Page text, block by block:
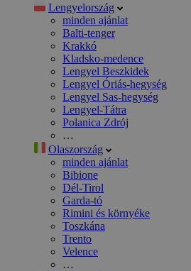
Lengyelország
minden ajánlat
Balti-tenger
Krakkó
Kladsko-medence
Lengyel Beszkidek
Lengyel Óriás-hegység
Lengyel Sas-hegység
Lengyel-Tátra
Polanica Zdrój
…
Olaszország
minden ajánlat
Bibione
Dél-Tirol
Garda-tó
Rimini és környéke
Toszkána
Trento
Velence
…